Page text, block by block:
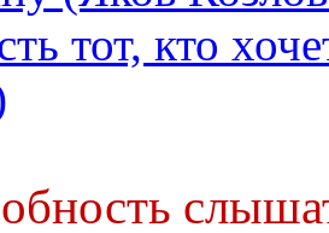
тот, кто